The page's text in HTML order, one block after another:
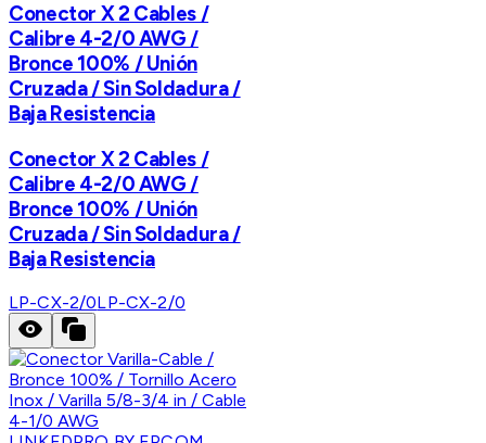
Conector X 2 Cables /
Calibre 4-2/0 AWG /
Bronce 100% / Unión
Cruzada / Sin Soldadura /
Baja Resistencia
Conector X 2 Cables /
Calibre 4-2/0 AWG /
Bronce 100% / Unión
Cruzada / Sin Soldadura /
Baja Resistencia
LP-CX-2/0LP-CX-2/0